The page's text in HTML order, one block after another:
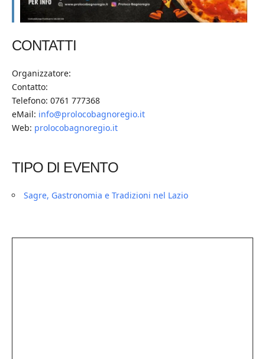
CONTATTI
Organizzatore:
Contatto:
Telefono: 0761 777368
eMail: info@prolocobagnoregio.it
Web: prolocobagnoregio.it
TIPO DI EVENTO
Sagre, Gastronomia e Tradizioni nel Lazio